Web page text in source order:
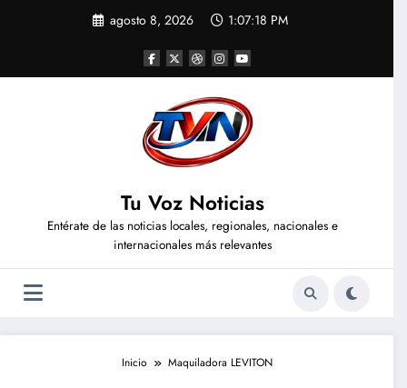
agosto 8, 2026 1:07:18 PM
Tu Voz Noticias
Entérate de las noticias locales, regionales, nacionales e
internacionales más relevantes
Inicio Maquiladora LEVITON